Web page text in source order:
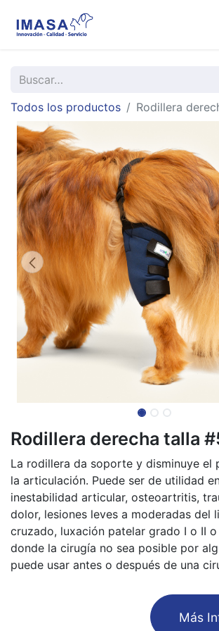
Todos los productos Rodillera
Rodillera derecha talla
La rodillera da soporte y disminuye el
la articulación. Puede ser de utilidad
inestabilidad articular, osteoartritis,
dolor, lesiones leves a moderadas del
cruzado, luxación patelar grado I o II
donde la cirugía no sea posible por
puede usar antes o después de una
​Más